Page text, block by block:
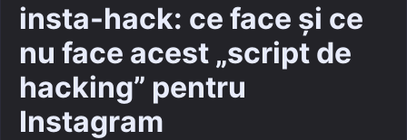
insta-hack: ce face și ce
nu face acest „script de
hacking” pentru
Instagram